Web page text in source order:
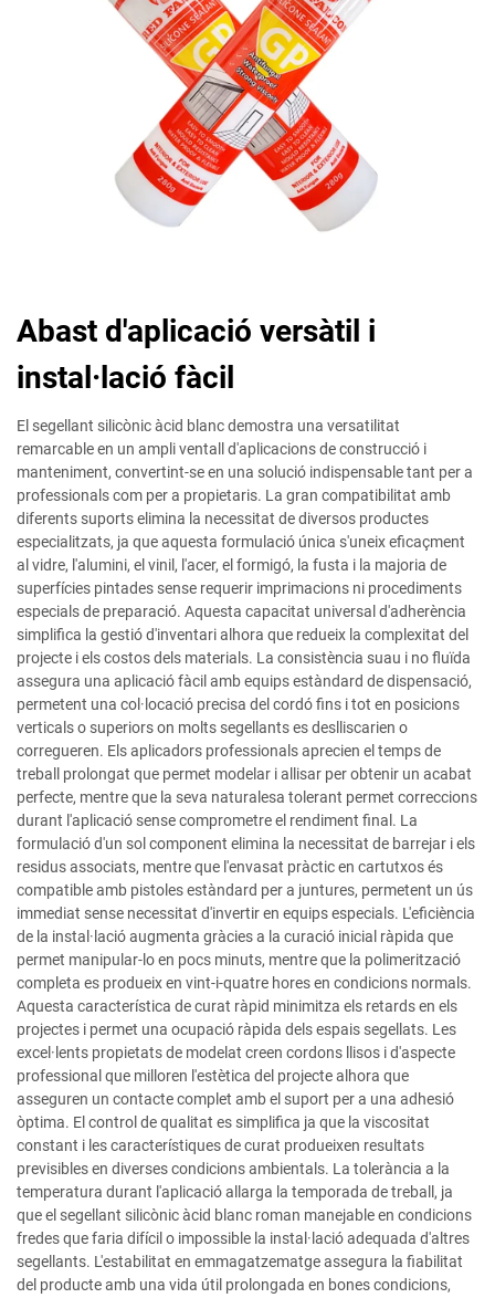
Abast d'aplicació versàtil i
instal·lació fàcil
El segellant silicònic àcid blanc demostra una versatilitat
remarcable en un ampli ventall d'aplicacions de construcció i
manteniment, convertint-se en una solució indispensable tant per a
professionals com per a propietaris. La gran compatibilitat amb
diferents suports elimina la necessitat de diversos productes
especialitzats, ja que aquesta formulació única s'uneix eficaçment
al vidre, l'alumini, el vinil, l'acer, el formigó, la fusta i la majoria de
superfícies pintades sense requerir imprimacions ni procediments
especials de preparació. Aquesta capacitat universal d'adherència
simplifica la gestió d'inventari alhora que redueix la complexitat del
projecte i els costos dels materials. La consistència suau i no fluïda
assegura una aplicació fàcil amb equips estàndard de dispensació,
permetent una col·locació precisa del cordó fins i tot en posicions
verticals o superiors on molts segellants es deslliscarien o
corregueren. Els aplicadors professionals aprecien el temps de
treball prolongat que permet modelar i allisar per obtenir un acabat
perfecte, mentre que la seva naturalesa tolerant permet correccions
durant l'aplicació sense comprometre el rendiment final. La
formulació d'un sol component elimina la necessitat de barrejar i els
residus associats, mentre que l'envasat pràctic en cartutxos és
compatible amb pistoles estàndard per a juntures, permetent un ús
immediat sense necessitat d'invertir en equips especials. L'eficiència
de la instal·lació augmenta gràcies a la curació inicial ràpida que
permet manipular-lo en pocs minuts, mentre que la polimerització
completa es produeix en vint-i-quatre hores en condicions normals.
Aquesta característica de curat ràpid minimitza els retards en els
projectes i permet una ocupació ràpida dels espais segellats. Les
excel·lents propietats de modelat creen cordons llisos i d'aspecte
professional que milloren l'estètica del projecte alhora que
asseguren un contacte complet amb el suport per a una adhesió
òptima. El control de qualitat es simplifica ja que la viscositat
constant i les característiques de curat produeixen resultats
previsibles en diverses condicions ambientals. La tolerància a la
temperatura durant l'aplicació allarga la temporada de treball, ja
que el segellant silicònic àcid blanc roman manejable en condicions
fredes que faria difícil o impossible la instal·lació adequada d'altres
segellants. L'estabilitat en emmagatzematge assegura la fiabilitat
del producte amb una vida útil prolongada en bones condicions,